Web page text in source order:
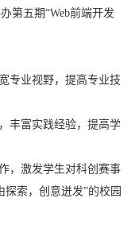
第五期“Web前端开发
专业视野，提高专业技
丰富实践经验，提高学
，激发学生对科创赛事
索，创意迸发”的校园